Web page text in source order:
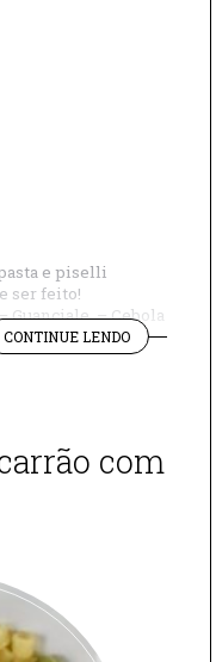
e piselli
ser feito!
– Cebola
Maria – Queijo
de preparo: Em
CONTINUE LENDO"PASTA
E
com